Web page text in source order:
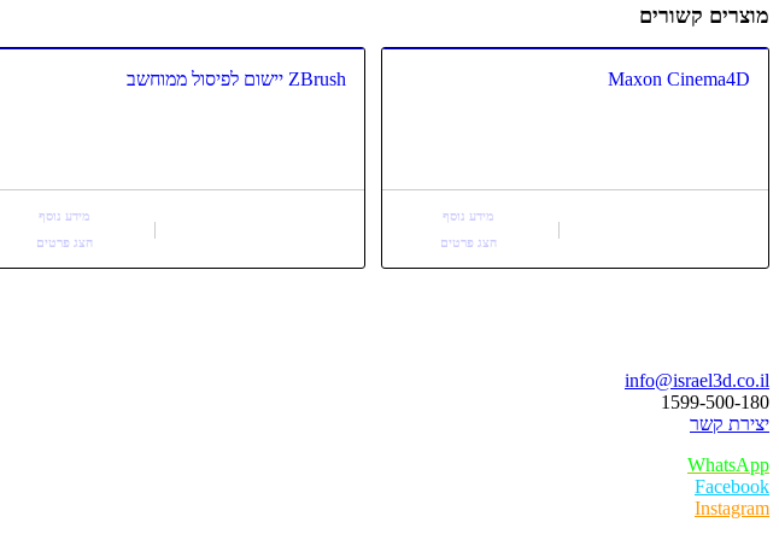
מוצרים קשורים
ZBrush יישום לפיסול ממוחשב
מידע נוסף
הצג פרטים
Maxon Cinema4D
מידע נוסף
הצג פרטים
info@israel3d.co.il
1599-500-180
יצירת קשר
WhatsApp
Facebook
Instagram